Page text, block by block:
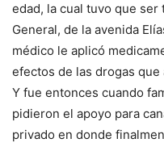
edad, la cual tuvo que ser
General, de la avenida
médico le aplicó
efectos de las drogas
Y fue entonces cuando
pidieron el apoyo para
privado en donde